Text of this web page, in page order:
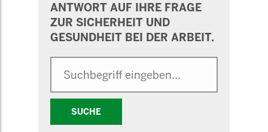
ANTWORT AUF IHRE FRAGE
ZUR SICHERHEIT UND
GESUNDHEIT BEI DER ARBEIT.
SUCHE